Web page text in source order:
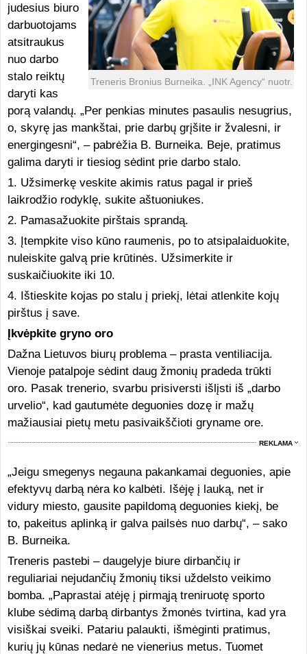
Treneris Bronius Burneika. „INK Agency“ nuotr.
judesius biuro
darbuotojams
atsitraukus
nuo darbo
stalo reiktų
daryti kas
porą valandų. „Per penkias minutes pasaulis nesugrius,
o, skyrę jas mankštai, prie darbų grįšite ir žvalesni, ir
energingesni“, – pabrėžia B. Burneika. Beje, pratimus
galima daryti ir tiesiog sėdint prie darbo stalo.
1. Užsimerkę veskite akimis ratus pagal ir prieš
laikrodžio rodyklę, sukite aštuoniukes.
2. Pamasažuokite pirštais sprandą.
3. Įtempkite viso kūno raumenis, po to atsipalaiduokite,
nuleiskite galvą prie krūtinės. Užsimerkite ir
suskaičiuokite iki 10.
4. Ištieskite kojas po stalu į priekį, lėtai atlenkite kojų
pirštus į save.
Įkvėpkite gryno oro
Dažna Lietuvos biurų problema – prasta ventiliacija.
Vienoje patalpoje sėdint daug žmonių pradeda trūkti
oro. Pasak trenerio, svarbu prisiversti išlįsti iš „darbo
urvelio“, kad gautumėte deguonies dozę ir mažų
mažiausiai pietų metu pasivaikščioti gryname ore.
REKLAMA
„Jeigu smegenys negauna pakankamai deguonies, apie
efektyvų darbą nėra ko kalbėti. Išėję į lauką, net ir
vidury miesto, gausite papildomą deguonies kiekį, be
to, pakeitus aplinką ir galva pailsės nuo darbų“, – sako
B. Burneika.
Treneris pastebi – daugelyje biure dirbančių ir
reguliariai nejudančių žmonių tiksi uždelsto veikimo
bomba. „Paprastai atėję į pirmąją treniruotę sporto
klube sėdimą darbą dirbantys žmonės tvirtina, kad yra
visiškai sveiki. Patariu palaukti, išmėginti pratimus,
kurių jų kūnas nedarė ne vienerius metus. Tuomet